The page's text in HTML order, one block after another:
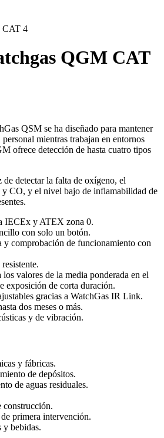
CAT 4
QGM CAT
QSM se ha diseñado para mantener
mientras trabajan en entornos
ofrece detección de hasta cuatro tipos
detectar la falta de oxígeno, el
y CO, y el nivel bajo de inflamabilidad de
IECEx y ATEX zona 0.
con solo un botón.
y comprobación de funcionamiento con
valores de la media ponderada en el
exposición de corta duración.
gracias a WatchGas IR Link.
dos meses o más.
y de vibración.
y fábricas.
de depósitos.
de aguas residuales.
construcción.
primera intervención.
y bebidas.